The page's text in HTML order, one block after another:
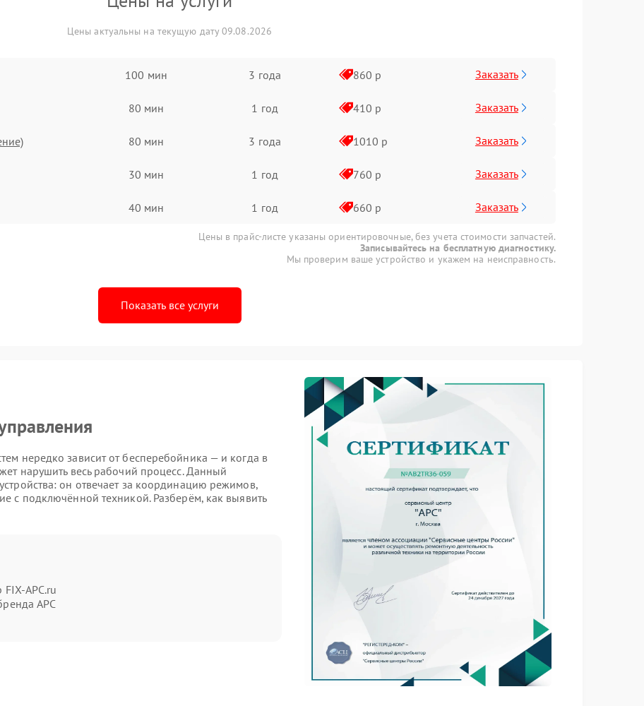
Цены актуальны на текущую дату 09.08.2026
100 мин 3 года 860 р Заказать
80 мин 1 год 410 р Заказать
80 мин 3 года 1010 р Заказать
30 мин 1 год 760 р Заказать
40 мин 1 год 660 р Заказать
Цены в прайс-листе указаны ориентировочные, без учета стоимости запчастей.
Записывайтесь на бесплатную диагностику.
Мы проверим ваше устройство и укажем на неисправность.
Показать все услуги
нередко зависит от бесперебойника — и когда в
нарушить весь рабочий процесс. Данный
он отвечает за координацию режимов,
с подключённой техникой. Разберём, как выявить
управления, помогут следующие проявления:
кнопки включения — ни световой
штатной работы без видимых причин.
одновременное загорание всех
электропитания — устройство не
FIX-APC.ru
APC